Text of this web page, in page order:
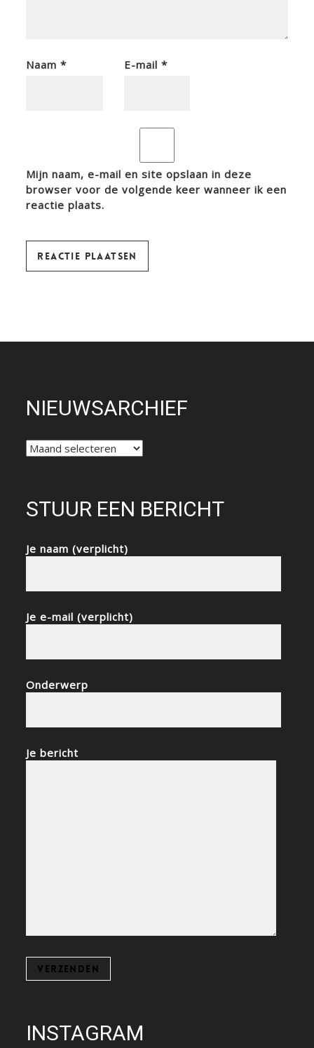
Naam* E-mail *
Mijn naam, e-mail en site opslaan in deze
browser voor de volgende keer wanneer ik een
reactie plaats.
NIEUWSARCHIEF
NIEUWSARCHIEF
STUUR EEN BERICHT
Je naam (verplicht)
Je e-mail (verplicht)
Onderwerp
Je bericht
INSTAGRAM